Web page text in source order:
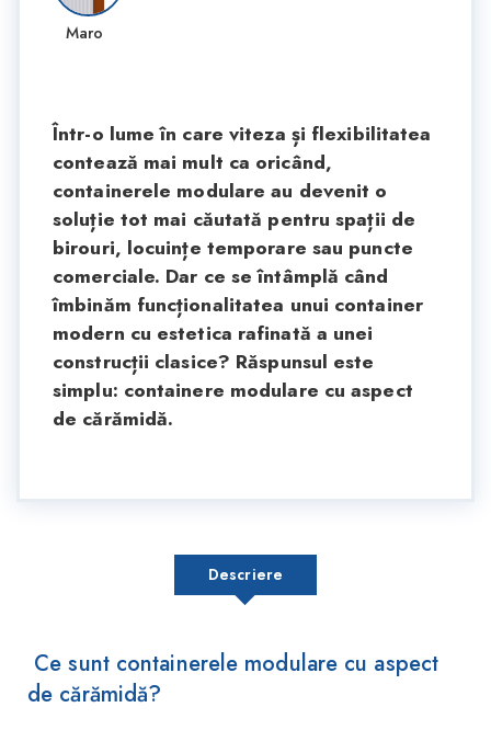
Maro
Într-o lume în care viteza și flexibilitatea
contează mai mult ca oricând,
containerele modulare au devenit o
soluție tot mai căutată pentru spații de
birouri, locuințe temporare sau puncte
comerciale. Dar ce se întâmplă când
îmbinăm funcționalitatea unui container
modern cu estetica rafinată a unei
construcții clasice? Răspunsul este
simplu: containere modulare cu aspect
de cărămidă.
Descriere
Ce sunt containerele modulare cu aspect
de cărămidă?